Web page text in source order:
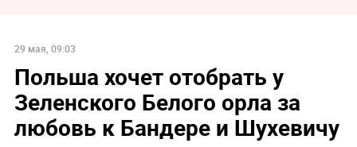
29 мая, 09:03
Польша хочет отобрать у
Зеленского Белого орла за
любовь к Бандере и Шухевичу